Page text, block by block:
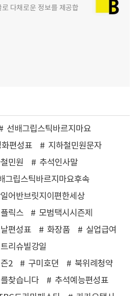
다채로운 정보를 제공합
선배그립스틱바르지마요
편성표
지하철민원문자
민원
추석인사말
그립스틱바르지마요후속
어반브릿지이편한세상
릭스
모범택시시즌제
편성표 화장품
실업급여
리슈빌강일
2
구미호뎐
북위례청약
찾습니다
추석예능편성표